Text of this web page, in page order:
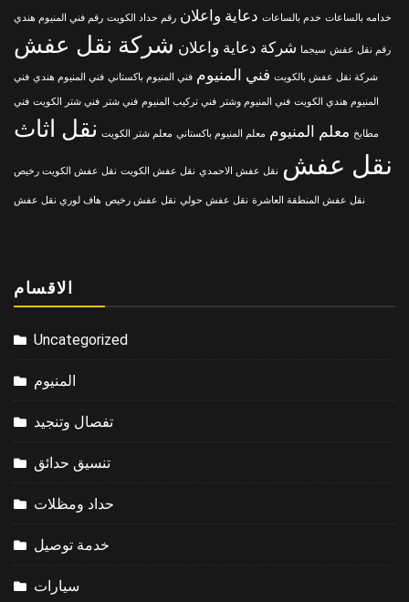
خدامه بالساعات خدم بالساعات دعاية واعلان رقم حداد الكويت رقم فني المنيوم هندي
رقم نقل عفش سيجما شركة دعاية واعلان شركة نقل عفش
شركة نقل عفش بالكويت فني المنيوم فني المنيوم باكستاني فني المنيوم هندي فني
المنيوم هندي الكويت فني المنيوم وشتر فني تركيب المنيوم فني شتر فني شتر الكويت فني
مطابخ معلم المنيوم معلم المنيوم باكستاني معلم شتر الكويت نقل اثاث
نقل عفش نقل عفش الاحمدي نقل عفش الكويت نقل عفش الكويت رخيص
نقل عفش المنطقة العاشرة نقل عفش حولي نقل عفش رخيص هاف لوري نقل عفش
الاقسام
Uncategorized
المنيوم
تفصال وتنجيد
تنسيق حدائق
حداد ومظلات
خدمة توصيل
سيارات